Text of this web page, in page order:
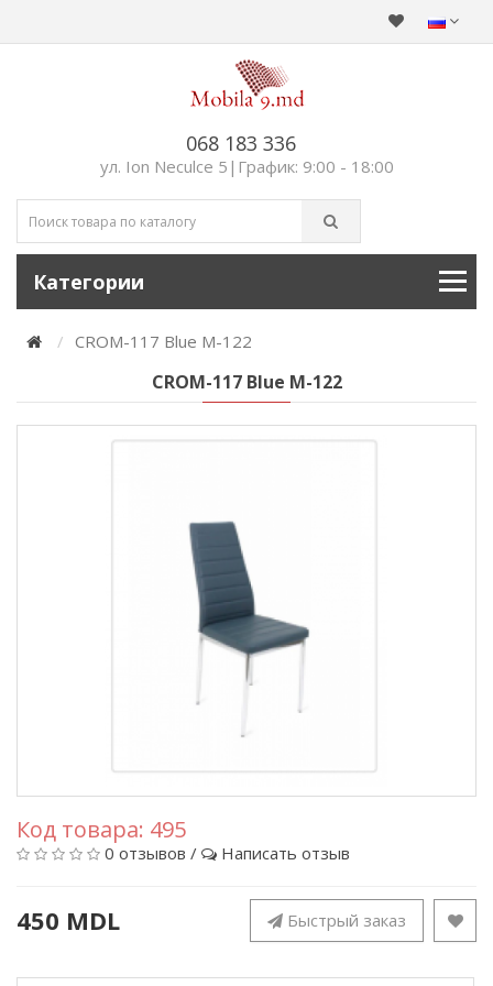
068 183 336
ул. Ion Neculce 5|График: 9:00 - 18:00
Категории
CROM-117 Blue M-122
CROM-117 Blue M-122
Код товара: 495
0 отзывов / Написать отзыв
450 MDL Быстрый заказ